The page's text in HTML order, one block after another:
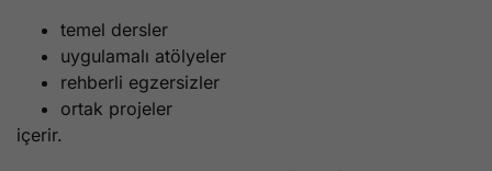
temel dersler
uygulamalı atölyeler
rehberli egzersizler
ortak projeler
içerir.